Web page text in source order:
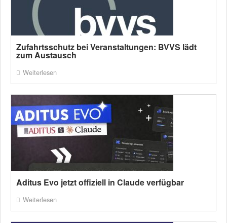
Zufahrtsschutz bei Veranstaltungen: BVVS lädt
zum Austausch
Weiterlesen
Aditus Evo jetzt offiziell in Claude verfügbar
Weiterlesen